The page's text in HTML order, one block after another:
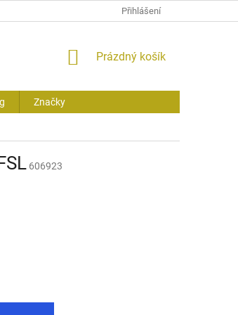
Přihlášení
NÁKUPNÍ
Prázdný košík
Značky
606923